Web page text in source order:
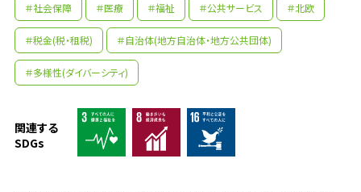
＃社会保障 ＃医療 ＃福祉 ＃公共サービス ＃北欧
＃税金(税・租税) ＃自治体(地方自治体・地方公共団体)
＃多様性(ダイバーシティ)
関連する
SDGs